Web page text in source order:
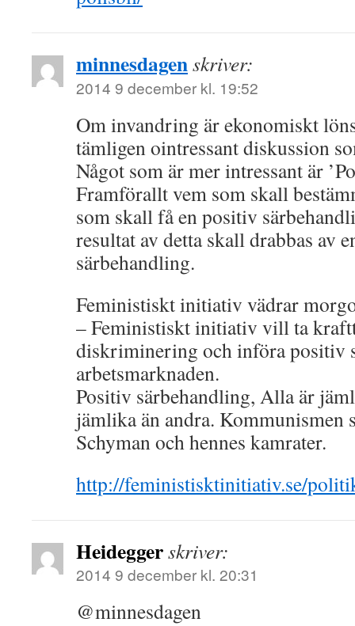
minnesdagenskriver:
2014 9 december kl. 19:52
Om invandring är ekonomiskt
tämligen ointressant diskussion
Något som är mer intressant är
Framförallt vem som skall
som skall få en positiv
resultat av detta skall drabbas av
särbehandling.
Feministiskt initiativ vädrar
– Feministiskt initiativ vill ta
diskriminering och införa positiv
arbetsmarknaden.
Positiv särbehandling, Alla är
jämlika än andra. Kommunismen
Schyman och hennes kamrater.
http://feministisktinitiativ.se/
Heideggerskriver:
2014 9 december kl. 20:31
@minnesdagen